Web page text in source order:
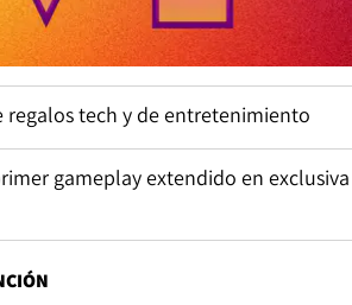
regalos tech y de entretenimiento
gameplay extendido en exclusiva